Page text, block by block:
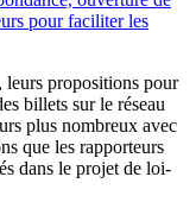
pour faciliter les
leurs propositions pour
billets sur le réseau
plus nombreux avec
que les rapporteurs
dans le projet de loi-